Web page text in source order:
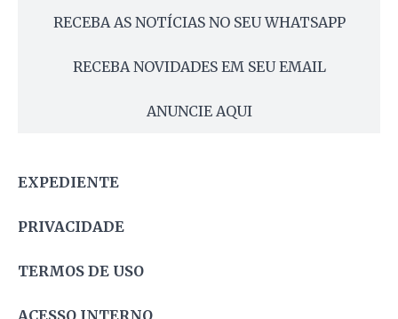
RECEBA AS NOTÍCIAS NO SEU WHATSAPP
RECEBA NOVIDADES EM SEU EMAIL
ANUNCIE AQUI
EXPEDIENTE
PRIVACIDADE
TERMOS DE USO
ACESSO INTERNO